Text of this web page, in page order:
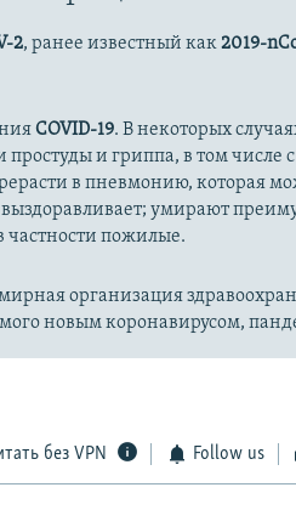
2, ранее известный как2019-
COVID-19. В некоторых
простуды и гриппа, в том числе
в пневмонию, которая
умирают
пожилые.
организация
новым коронавирусом,
без VPN Follow us